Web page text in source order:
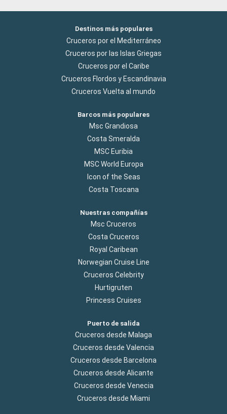
Destinos más populares
Cruceros por el Mediterráneo
Cruceros por las Islas Griegas
Cruceros por el Caribe
Cruceros Flordos y Escandinavia
Cruceros Vuelta al mundo
Barcos más populares
Msc Grandiosa
Costa Smeralda
MSC Euribia
MSC World Europa
Icon of the Seas
Costa Toscana
Nuestras compañías
Msc Cruceros
Costa Cruceros
Royal Caribean
Norwegian Cruise Line
Cruceros Celebrity
Hurtigruten
Princess Cruises
Puerto de salida
Cruceros desde Malaga
Cruceros desde Valencia
Cruceros desde Barcelona
Cruceros desde Alicante
Cruceros desde Venecia
Cruceros desde Miami